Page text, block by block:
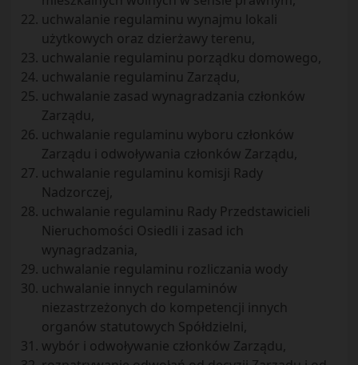
uchwalanie regulaminu wynajmu lokali
użytkowych oraz dzierżawy terenu,
uchwalanie regulaminu porządku domowego,
uchwalanie regulaminu Zarządu,
uchwalanie zasad wynagradzania członków
Zarządu,
uchwalanie regulaminu wyboru członków
Zarządu i odwoływania członków Zarządu,
uchwalanie regulaminu komisji Rady
Nadzorczej,
uchwalanie regulaminu Rady Przedstawicieli
Nieruchomości Osiedli i zasad ich
wynagradzania,
uchwalanie regulaminu rozliczania wody
uchwalanie innych regulaminów
niezastrzeżonych do kompetencji innych
organów statutowych Spółdzielni,
wybór i odwoływanie członków Zarządu,